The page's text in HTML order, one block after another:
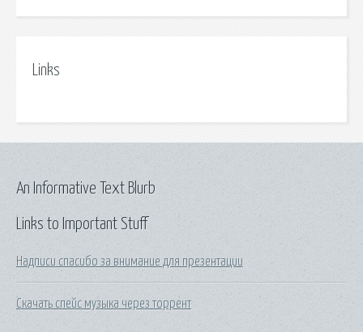
Links
Links to Important Stuff
Надписи спасибо за внимание для презентации
Скачать спейс музыка через торрент
An Informative Text Blurb